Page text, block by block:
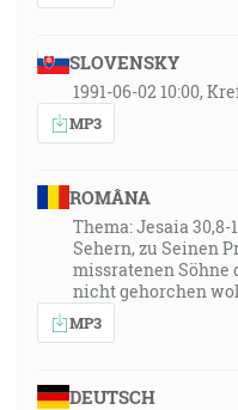
SLOVENSKY
1991-06-02 10:00,
MP3
ROMÂNA
Thema: Jesaia 30,8-
Sehern, zu Seinen
missratenen Söhne
nicht gehorchen
MP3
DEUTSCH